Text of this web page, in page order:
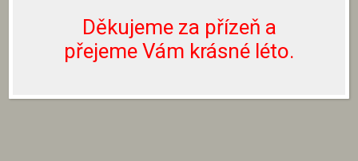
ZPĚT NA JEHLIČNANY
Děkujeme za přízeň a
přejeme Vám krásné léto.